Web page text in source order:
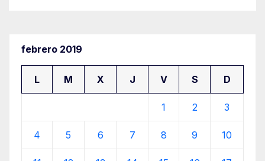
febrero 2019
L M X J V S D
1 2 3
4 5 6 7 8 9 10